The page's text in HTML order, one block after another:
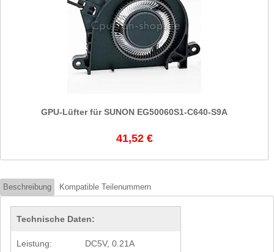
GPU-Lüfter für SUNON EG50060S1-C640-S9A
41,52 €
Beschreibung Kompatible Teilenummern
Technische Daten:
Leistung: DC5V, 0.21A